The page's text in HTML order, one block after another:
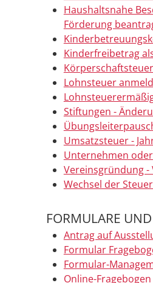
Haushaltsnahe
Förderung
Kinderfreibetrag
Lohnsteuer
Stiftungen -
Umsatzsteuer -
Unternehmen
Vereinsgründung -
Wechsel der
FORMULARE
Antrag auf
Formular
Formular-
Online-